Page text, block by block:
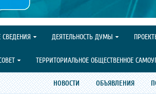
ДЕЯТЕЛЬНОСТЬ ДУМЫ
ТЕРРИТОРИАЛЬНОЕ ОБЩЕСТВЕННОЕ
НОВОСТИ ОБЪЯВЛЕНИЯ